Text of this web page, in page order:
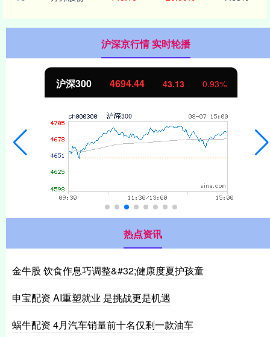
沪深京行情 实时轮播
沪深300 4694.44 43.13 0.93%
热点资讯
金牛股 饮食作息巧调整&#32;健康度夏护孩童
申宝配资 AI重塑就业 是挑战更是机遇
蜗牛配资 4月汽车销量前十名仅剩一款油车